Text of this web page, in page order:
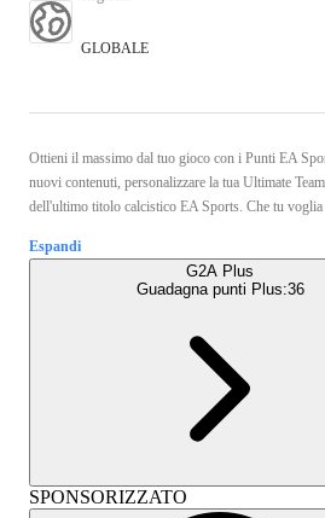
GLOBALE
Ottieni il massimo dal tuo gioco con i Punti EA
nuovi contenuti, personalizzare la tua Ultimate
dell'ultimo titolo calcistico EA Sports. Che tu voglia
Espandi
G2A Plus
Guadagna punti Plus:36
SPONSORIZZATO